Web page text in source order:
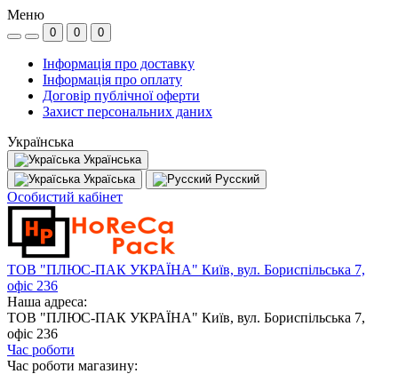
Меню
0 0 0
Інформація про доставку
Інформація про оплату
Договір публічної оферти
Захист персональних даних
Українська
Українська
Україська
Русский
Особистий кабінет
ТОВ "ПЛЮС-ПАК УКРАЇНА" Київ, вул. Бориспільська 7,
офіс 236
Наша адреса:
ТОВ "ПЛЮС-ПАК УКРАЇНА" Київ, вул. Бориспільська 7,
офіс 236
Час роботи
Час роботи магазину: